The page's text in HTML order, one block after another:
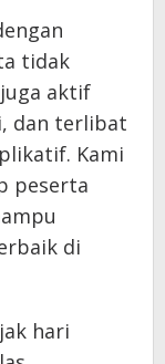
tidak
aktif
dan terlibat
Kami
peserta
di
hari